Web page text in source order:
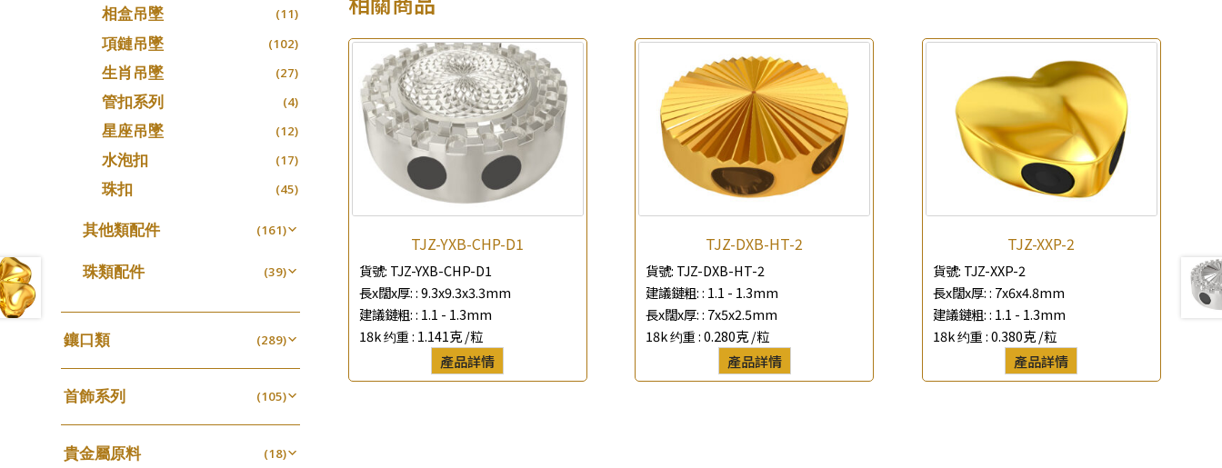
公司名稱
*e-mail
*聯絡電話
查詢以下產品
TJZ-YXB-CHP-D1
貨號: TJZ-YXB-CHP-D1
長x闊x厚: :9.3x9.3x3.3mm
建議鏈粗: : 1.1 - 1.3mm
18k 约重 : 1.141克 /粒
產品詳情
TJZ-DXB-HT-2
貨號: TJZ-DXB-HT-2
建議鏈粗: : 1.1 - 1.3mm
長x闊x厚: : 7x5x2.5mm
18k 约重 :0.280克 /粒
產品詳情
TJZ-XXP-2
貨號: TJZ-XXP-2
長x闊x厚: : 7x6x4.8mm
建議鏈粗: : 1.1 - 1.3mm
18k 约重 :0.380克 /粒
產品詳情
蛇骨鏈系列 (6)
鏈尾系列 (6)
盒子鏈系列 (6)
嘴唇鏈系列 (3)
竹節鏈系列 (5)
S車花鏈系列 (1)
珍珠鏈系列 (3)
坦克鏈系列 (9)
刀片鏈系列
方假繩鏈系列 (1)
心心鏈系列 (6)
耳環爪頭 (29)
耳環 (71)
相盒吊墜 (11)
項鏈吊墜 (102)
生肖吊墜 (27)
管扣系列 (4)
星座吊墜 (12)
水泡扣 (17)
珠扣 (45)
其他類配件 (161)
珠盤系列
焊片及鐳射綫 (2)
空心車花管 (19)
其他
珠類配件 (39)
空心光身珠
空心批花珠
鑲口類 (289)
四爪頭系列 (20)
六爪頭系列 (41)
車花片 (35)
動感車花片 (20)
首飾系列 (105)
手镯系列 (8)
戒指系列 (8)
貴金屬原料 (18)